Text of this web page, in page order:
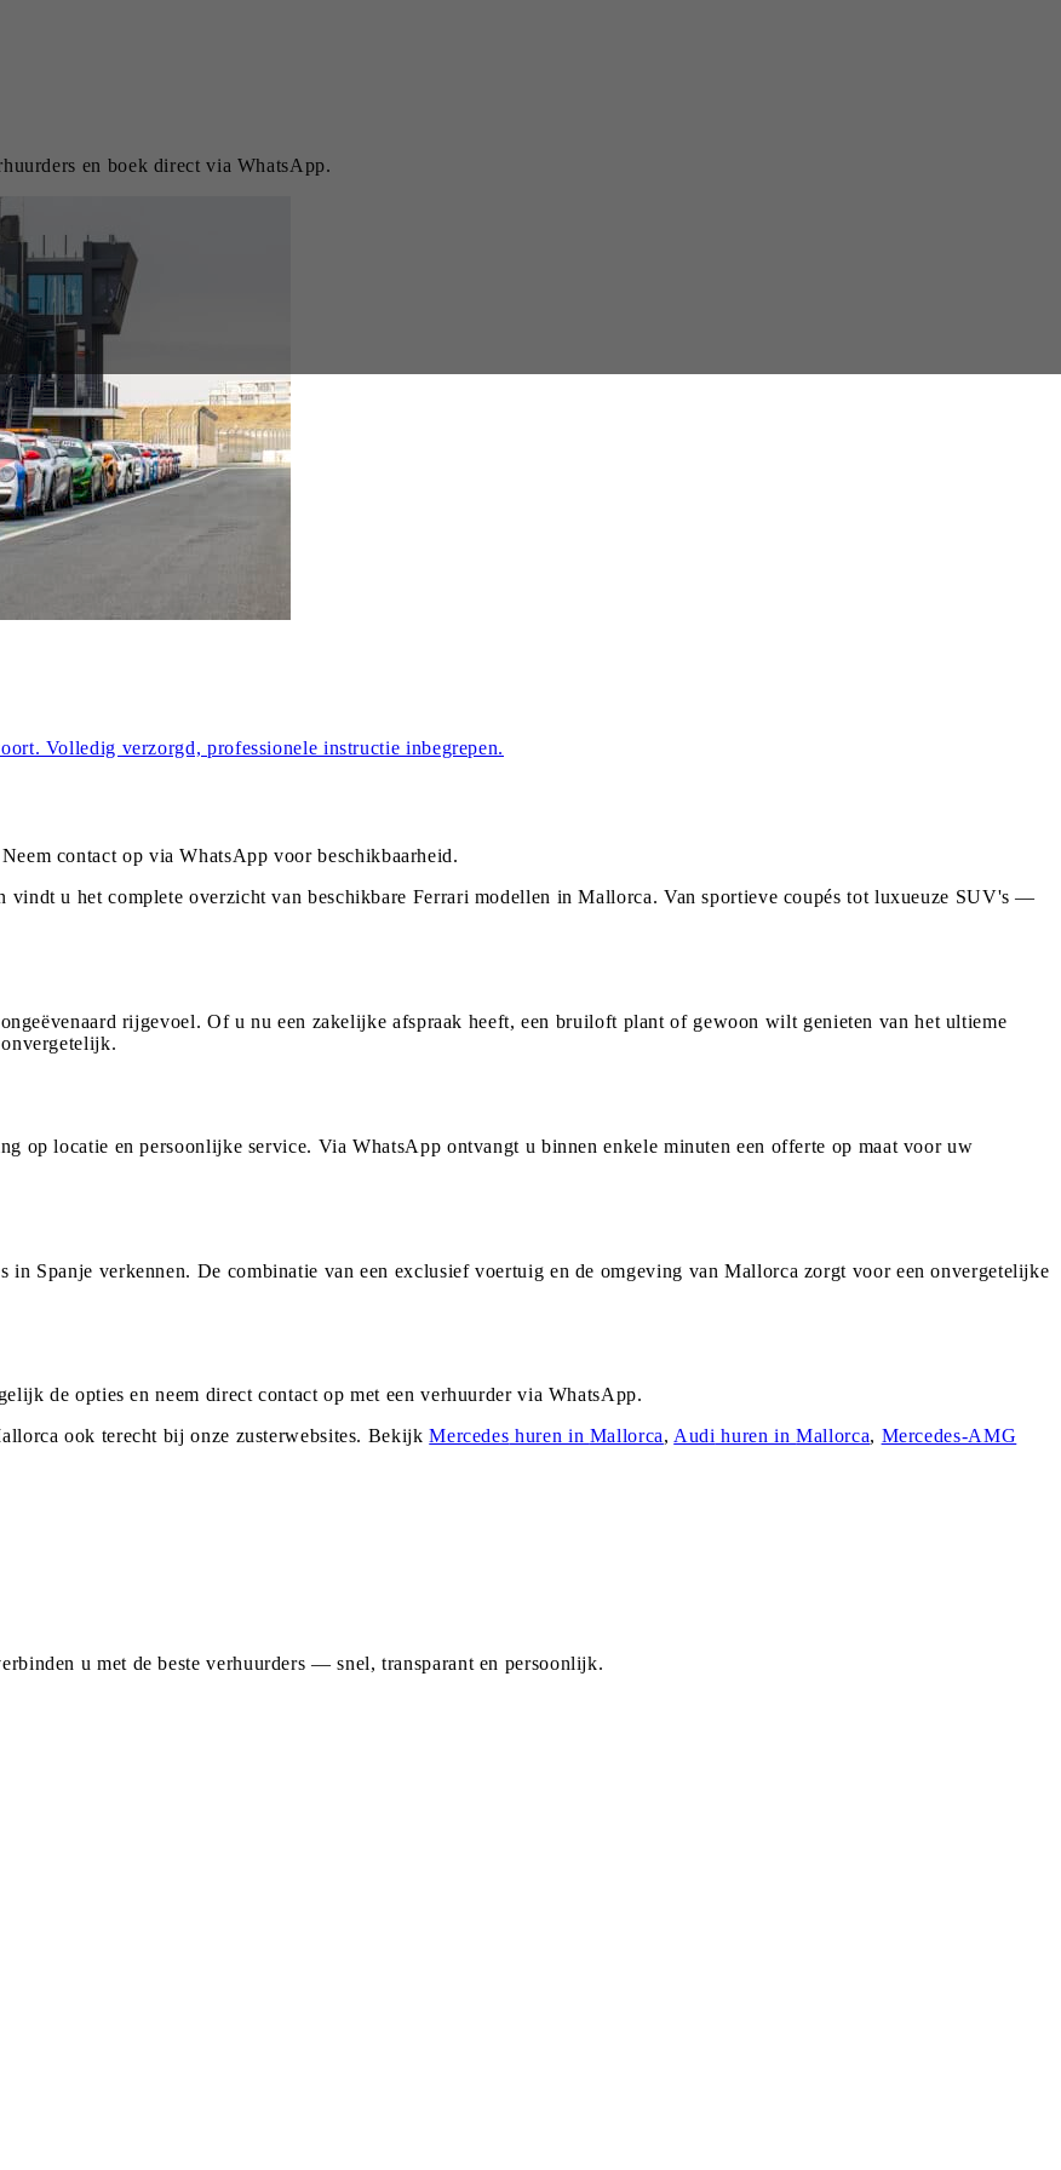
en boek direct via WhatsApp.
Volledig verzorgd, professionele instructie inbegrepen.
contact op via WhatsApp voor beschikbaarheid.
u het complete overzicht van beschikbare Ferrari modellen in Mallorca. Van sportieve coupés tot luxueuze SUV's —
rijgevoel. Of u nu een zakelijke afspraak heeft, een bruiloft plant of gewoon wilt genieten van het ultieme
op locatie en persoonlijke service. Via WhatsApp ontvangt u binnen enkele minuten een offerte op maat voor uw
Spanje verkennen. De combinatie van een exclusief voertuig en de omgeving van Mallorca zorgt voor een onvergetelijke
de opties en neem direct contact op met een verhuurder via WhatsApp.
ook terecht bij onze zusterwebsites. Bekijk Mercedes huren in Mallorca,Audi huren inMallorca, Mercedes-AMG
u met de beste verhuurders — snel, transparant en persoonlijk.